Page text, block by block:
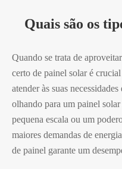
Quais são os
Quando se trata de
certo de painel solar é
atender às suas
olhando para um painel
pequena escala ou um
maiores demandas de
de painel garante um